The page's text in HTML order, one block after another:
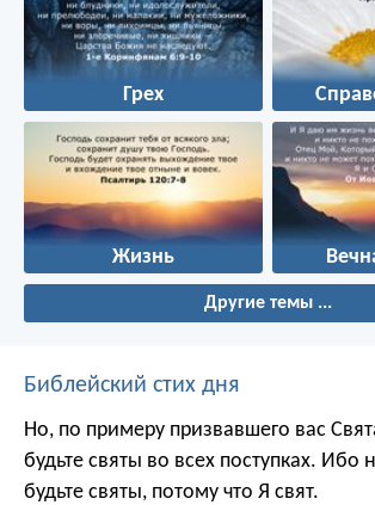
Грех
Жизнь
Другие темы ...
Библейский стих дня
Но, по примеру призвавшего вас
будьте святы во всех поступках. Ибо
будьте святы, потому что Я свят.